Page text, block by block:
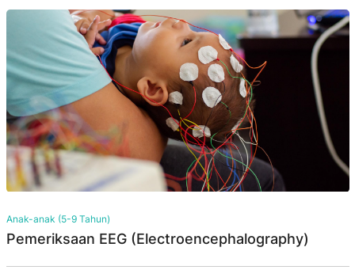
Anak-anak (5-9 Tahun)
Pemeriksaan EEG (Electroencephalography)